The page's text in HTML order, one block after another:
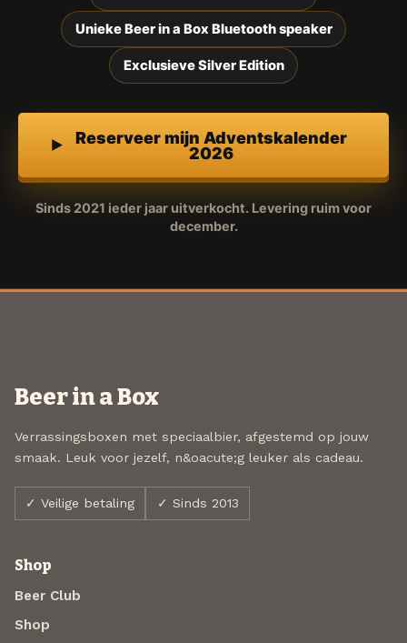
Unieke Beer in a Box Bluetooth speaker
Exclusieve Silver Edition
Reserveer mijn Adventskalender
2026
Sinds 2021 ieder jaar uitverkocht. Levering ruim voor
december.
Beer in a Box
Verrassingsboxen met speciaalbier, afgestemd op jouw
smaak. Leuk voor jezelf, n&oacute;g leuker als cadeau.
✓ Veilige betaling ✓ Sinds 2013
Shop
Beer Club
Shop